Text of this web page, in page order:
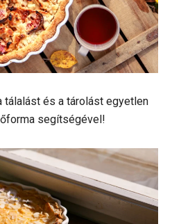
tálalást és a tárolást egyetlen
segítségével!